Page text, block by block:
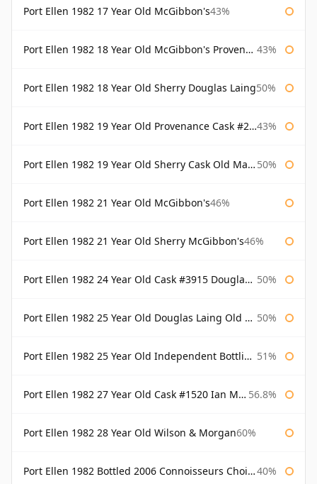
Port Ellen 1982 17 Year Old McGibbon's43%
Port Ellen 1982 18 Year Old McGibbon's Provenance 43%
Port Ellen 1982 18 Year Old Sherry Douglas Laing50%
Port Ellen 1982 19 Year Old Provenance Cask #2733 McGibbon's 43%
Port Ellen 1982 19 Year Old Sherry Cask Old Malt Cask Douglas Laing 50%
Port Ellen 1982 21 Year Old McGibbon's46%
Port Ellen 1982 21 Year Old Sherry McGibbon's46%
Port Ellen 1982 24 Year Old Cask #3915 Douglas Laing Old Malt Cask 50%
Port Ellen 1982 25 Year Old Douglas Laing Old Malt Cask 50%
Port Ellen 1982 25 Year Old Independent Bottling Bottled 2007 51%
Port Ellen 1982 27 Year Old Cask #1520 Ian Macleod Chieftain 56.8%
Port Ellen 1982 28 Year Old Wilson & Morgan60%
Port Ellen 1982 Bottled 2006 Connoisseurs Choice Gordon & Macphail 40%